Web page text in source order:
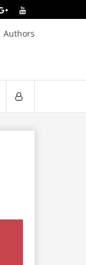
Authors